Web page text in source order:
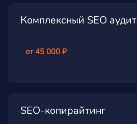
Комплексный SEO аудит
от 45 000 ₽
SEO-копирайтинг